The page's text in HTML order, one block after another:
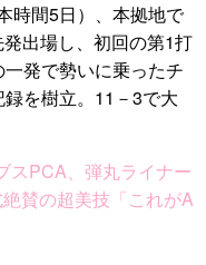
時間5日）、本拠地で
出場し、初回の第1打
発で勢いに乗ったチ
を樹立。11－3で大
スPCA、弾丸ライナー
賛の超美技「これがA